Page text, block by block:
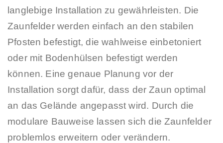
langlebige Installation zu gewährleisten. Die
Zaunfelder werden einfach an den stabilen
Pfosten befestigt, die wahlweise einbetoniert
oder mit Bodenhülsen befestigt werden
können. Eine genaue Planung vor der
Installation sorgt dafür, dass der Zaun optimal
an das Gelände angepasst wird. Durch die
modulare Bauweise lassen sich die Zaunfelder
problemlos erweitern oder verändern.